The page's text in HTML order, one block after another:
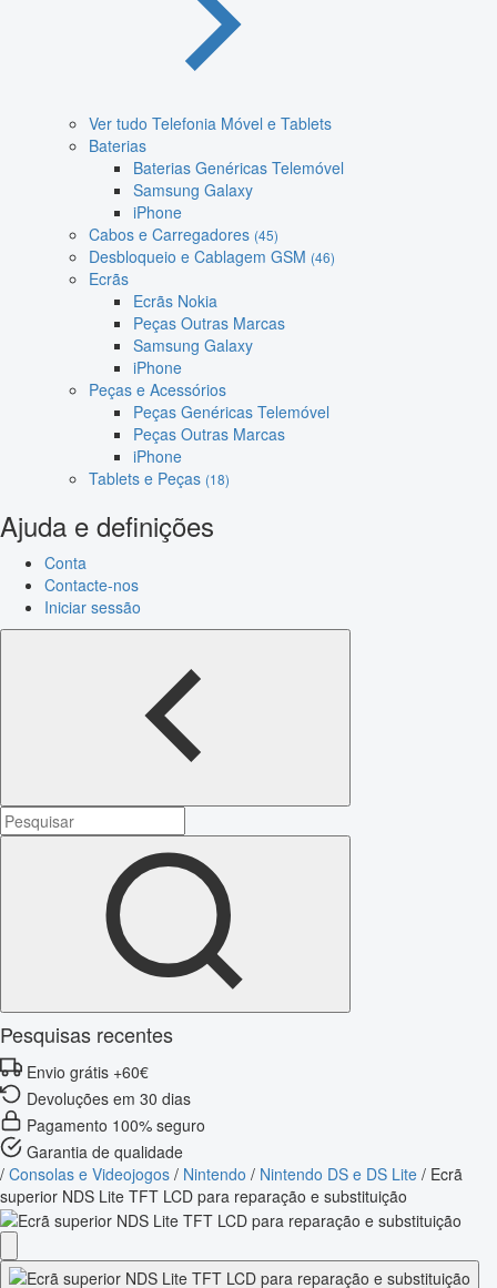
Ver tudo Telefonia Móvel e Tablets
Baterias
Baterias Genéricas Telemóvel
Samsung Galaxy
iPhone
Cabos e Carregadores (45)
Desbloqueio e Cablagem GSM (46)
Ecrãs
Ecrãs Nokia
Peças Outras Marcas
Samsung Galaxy
iPhone
Peças e Acessórios
Peças Genéricas Telemóvel
Peças Outras Marcas
iPhone
Tablets e Peças (18)
Ajuda e definições
Conta
Contacte-nos
Iniciar sessão
Pesquisas recentes
Envio grátis +60€
Devoluções em 30 dias
Pagamento 100% seguro
Garantia de qualidade
/ Consolas e Videojogos / Nintendo / Nintendo DS e DS Lite / Ecrã
superior NDS Lite TFT LCD para reparação e substituição